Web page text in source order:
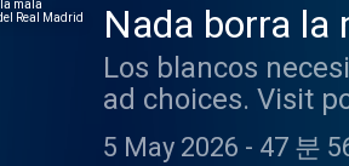
Nada borra la
Los blancos
ad choices. Visit
5 May 2026 - 47 분